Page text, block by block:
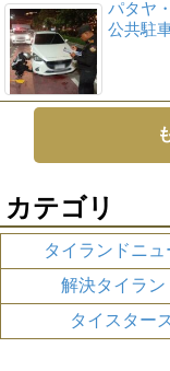
パタヤ
公共駐
カテゴリ
タイランドニュ
解決タイラン
タイスター